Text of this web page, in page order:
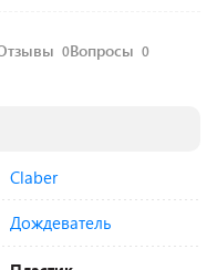
0Вопросы 0
Claber
Дождеватель